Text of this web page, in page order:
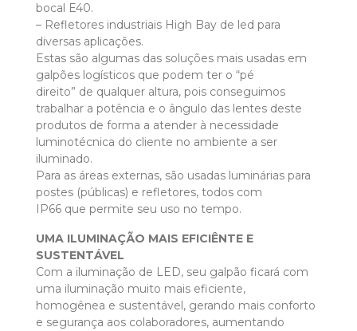
bocal E40.
– Refletores industriais High Bay de led para
diversas aplicações.
Estas são algumas das soluções mais usadas em
galpões logísticos que podem ter o “pé
direito” de qualquer altura, pois conseguimos
trabalhar a potência e o ângulo das lentes deste
produtos de forma a atender à necessidade
luminotécnica do cliente no ambiente a ser
iluminado.
Para as áreas externas, são usadas luminárias para
postes (públicas) e refletores, todos com
IP66 que permite seu uso no tempo.
UMA ILUMINAÇÃO MAIS EFICIÊNTE E
SUSTENTÁVEL
Com a iluminação de LED, seu galpão ficará com
uma iluminação muito mais eficiente,
homogênea e sustentável, gerando mais conforto
e segurança aos colaboradores, aumentando